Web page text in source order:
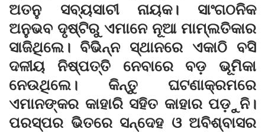
ଅତନୁ ସବ୍ୟସାଚୀ ନାୟକ। ସାଂଗଠନିକ
ଅନୁଭବ ଦୃଷ୍ଟିରୁ ଏମାନେ ନୂଆ ମାମ୍‌ଲତିକାର
ସାଜିଥିଲେ। ବିଭିନ୍ନ ସ୍ଥାନରେ ଏକାଠି ବସି
ଦଳୀୟ ନିଷ୍ପତ୍ତି ନେବାରେ ବଡ଼ ଭୂମିକା
ନେଉଥିଲେ। କିନ୍ତୁ ଘଟଣାକ୍ରମରେ
ଏମାନଙ୍କର କାହାରି ସହିତ କାହାର ପଡ଼ୁନି।
ପରସ୍ପର ଭିତରେ ସନ୍ଦେହ ଓ ଅବିଶ୍ବାସର